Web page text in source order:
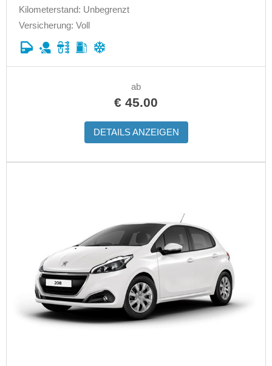
Kilometerstand: Unbegrenzt
Versicherung: Voll
ab
€ 45.00
DETAILS ANZEIGEN